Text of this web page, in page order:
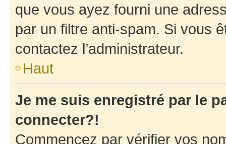
que vous ayez fourni une
par un filtre anti-spam. Si vous
contactez l’administrateur.
Haut
Je me suis enregistré par le
connecter?!
Commencez par vérifier vos